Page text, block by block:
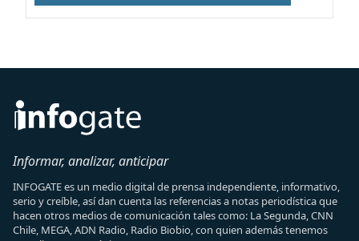
Informar, analizar, anticipar
INFOGATE es un medio digital de prensa independiente, informativo,
serio y creíble, así dan cuenta las referencias a notas periodística que
hacen otros medios de comunicación tales como: La Segunda, CNN
Chile, MEGA, ADN Radio, Radio Biobio, con quien además tenemos